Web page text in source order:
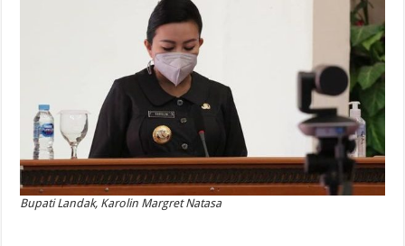
Bupati Landak, Karolin Margret Natasa